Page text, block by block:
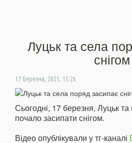
Луцьк та села
снігом
17 березня, 2025, 15:26
Сьогодні, 17 березня, Луцьк
почало засипати снігом.
Відео опублікували у тг-каналі